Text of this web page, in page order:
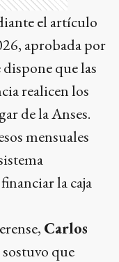
el artículo
aprobada por
que las
realicen los
de la Anses.
mensuales
la caja
Carlos
que